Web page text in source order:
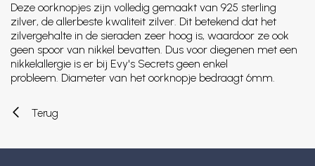
Deze oorknopjes zijn volledig gemaakt van 925 sterling
zilver, de allerbeste kwaliteit zilver. Dit betekend dat het
zilvergehalte in de sieraden zeer hoog is, waardoor ze ook
geen spoor van nikkel bevatten. Dus voor diegenen met een
nikkelallergie is er bij Evy's Secrets geen enkel
probleem. Diameter van het oorknopje bedraagt 6mm.
Terug